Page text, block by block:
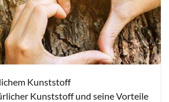
Kunststoff
Kunststoff und seine Vorteile